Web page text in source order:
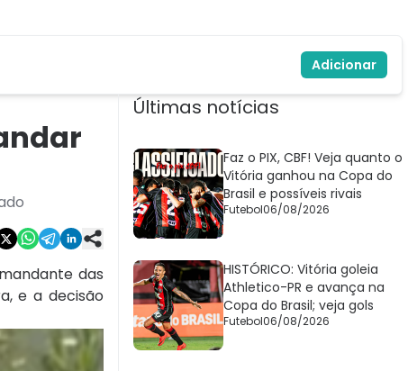
Adicionar
das
e a decisão
Últimas notícias
Faz o PIX, CBF! Veja quanto o
Vitória ganhou na Copa do
Brasil e possíveis rivais
Futebol06/08/2026
HISTÓRICO: Vitória goleia
Athletico-PR e avança na
Copa do Brasil; veja gols
Futebol06/08/2026